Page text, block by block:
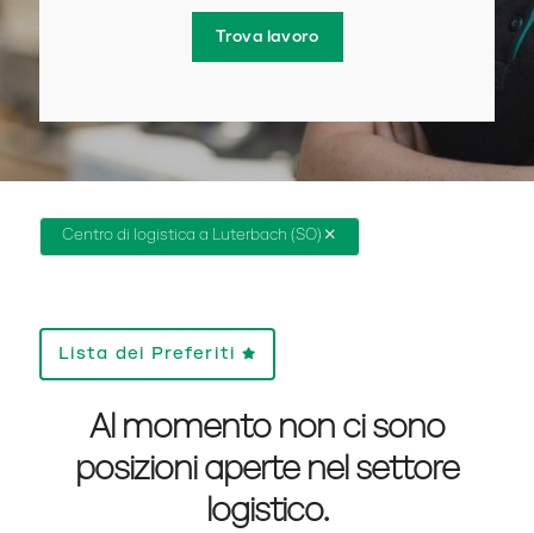
Trova lavoro
Centro di logistica a Luterbach (SO)
Lista dei Preferiti
Al momento non ci sono
posizioni aperte nel settore
logistico.